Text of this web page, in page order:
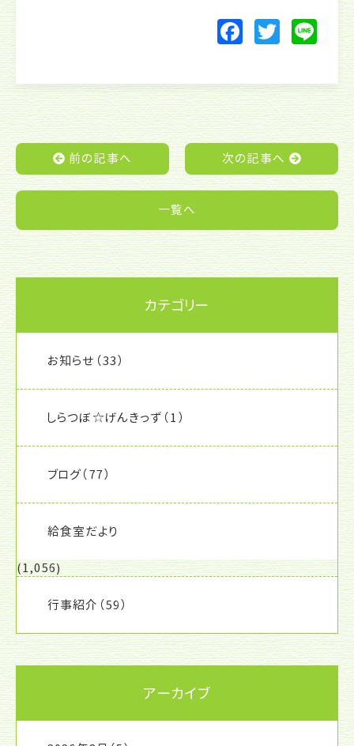
F
c
e
b
o
o
T
itt
er
Li
e
前の記事へ 次の記事へ
一覧へ
カテゴリー
お知らせ （33）
しらつぼ☆げんきっず （1）
ブログ（77）
給食室だより
(1,056)
行事紹介 （59）
アーカイブ